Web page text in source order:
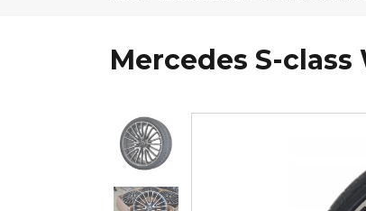
Mercedes S-class